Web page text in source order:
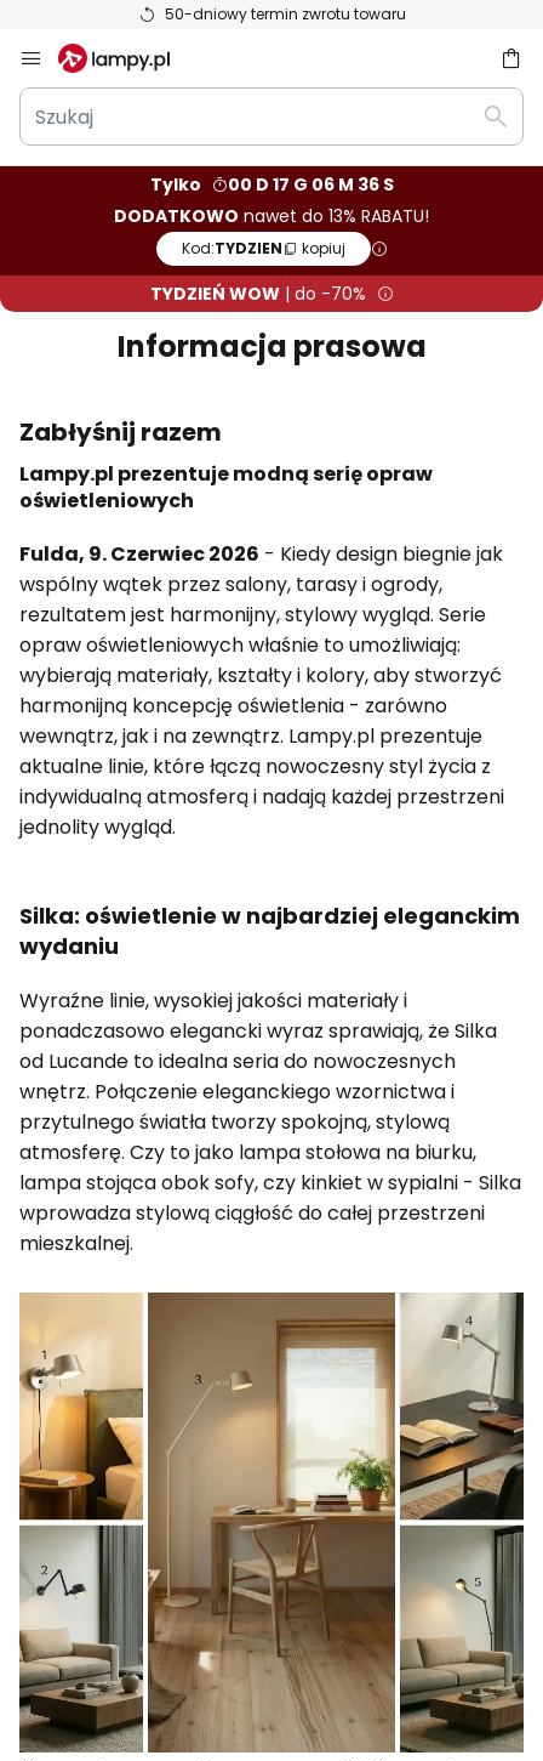
50-dniowy termin zwrotu towaru
Przejdź
do
treści
Szukaj
Tylko
00 D 17 G 06 M 34 S
DODATKOWO nawet do 13% RABATU!
Kod:TYDZIEN kopiuj
TYDZIEŃ WOW| do -70%
Informacja prasowa
Zabłyśnij razem
Lampy.pl prezentuje modną serię opraw
oświetleniowych
Fulda, 9. Czerwiec 2026 - Kiedy design biegnie jak
wspólny wątek przez salony, tarasy i ogrody,
rezultatem jest harmonijny, stylowy wygląd. Serie
opraw oświetleniowych właśnie to umożliwiają:
wybierają materiały, kształty i kolory, aby stworzyć
harmonijną koncepcję oświetlenia - zarówno
wewnątrz, jak i na zewnątrz. Lampy.pl prezentuje
aktualne linie, które łączą nowoczesny styl życia z
indywidualną atmosferą i nadają każdej przestrzeni
jednolity wygląd.
Silka: oświetlenie w najbardziej eleganckim
wydaniu
Wyraźne linie, wysokiej jakości materiały i
ponadczasowo elegancki wyraz sprawiają, że Silka
od Lucande to idealna seria do nowoczesnych
wnętrz. Połączenie eleganckiego wzornictwa i
przytulnego światła tworzy spokojną, stylową
atmosferę. Czy to jako lampa stołowa na biurku,
lampa stojąca obok sofy, czy kinkiet w sypialni - Silka
wprowadza stylową ciągłość do całej przestrzeni
mieszkalnej.